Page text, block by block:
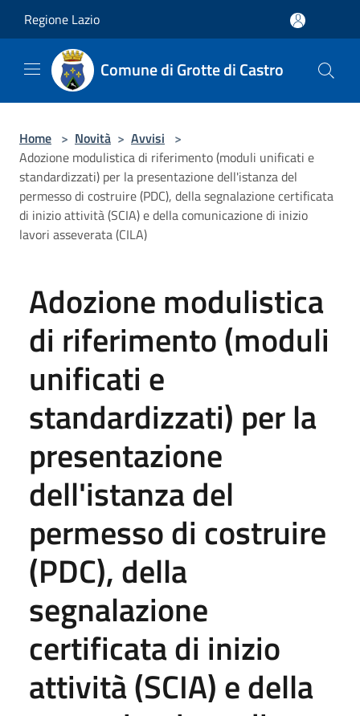
Regione Lazio
Comune di Grotte di Castro
Home > Novità > Avvisi >
Adozione modulistica di riferimento (moduli unificati e
standardizzati) per la presentazione dell'istanza del
permesso di costruire (PDC), della segnalazione certificata
di inizio attività (SCIA) e della comunicazione di inizio
lavori asseverata (CILA)
Adozione modulistica
di riferimento (moduli
unificati e
standardizzati) per la
presentazione
dell'istanza del
permesso di costruire
(PDC), della
segnalazione
certificata di inizio
attività (SCIA) e della